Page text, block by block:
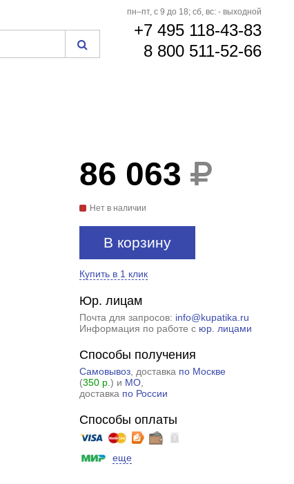
пн–пт, с 9 до 18; сб, вс: - выходной
+7 495 118-43-83
8 800 511-52-66
86 063
Нет в наличии
В корзину
Купить в 1 клик
Юр. лицам
Почта для запросов: info@kupatika.ru
Информация по работе с юр. лицами
Способы получения
Самовывоз, доставка по Москве
(350 р. ) и МО,
доставка по России
Способы оплаты
еще